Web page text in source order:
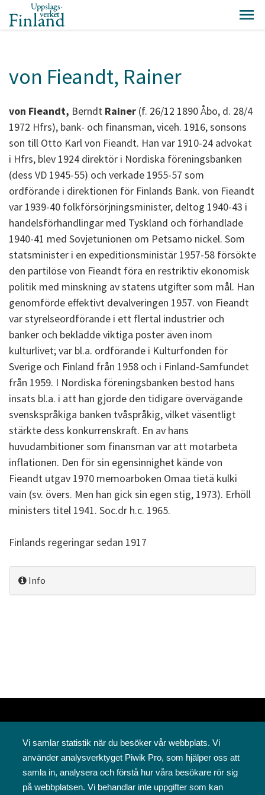
von Fieandt, Rainer
von Fieandt, Berndt Rainer (f. 26/12 1890 Åbo, d. 28/4
1972 Hfrs), bank- och finansman, viceh. 1916, sonsons
son till Otto Karl von Fieandt. Han var 1910-24 advokat
i Hfrs, blev 1924 direktör i Nordiska föreningsbanken
(dess VD 1945-55) och verkade 1955-57 som
ordförande i direktionen för Finlands Bank. von Fieandt
var 1939-40 folkförsörjningsminister, deltog 1940-43 i
handelsförhandlingar med Tyskland och förhandlade
1940-41 med Sovjetunionen om Petsamo nickel. Som
statsminister i en expeditionsministär 1957-58 försökte
den partilöse von Fieandt föra en restriktiv ekonomisk
politik med minskning av statens utgifter som mål. Han
genomförde effektivt devalveringen 1957. von Fieandt
var styrelseordförande i ett flertal industrier och
banker och beklädde viktiga poster även inom
kulturlivet; var bl.a. ordförande i Kulturfonden för
Sverige och Finland från 1958 och i Finland-Samfundet
från 1959. I Nordiska föreningsbanken bestod hans
insats bl.a. i att han gjorde den tidigare övervägande
svenskspråkiga banken tvåspråkig, vilket väsentligt
stärkte dess konkurrenskraft. En av hans
huvudambitioner som finansman var att motarbeta
inflationen. Den för sin egensinnighet kände von
Fieandt utgav 1970 memoarboken Omaa tietä kulki
vain (sv. övers. Men han gick sin egen stig, 1973). Erhöll
ministers titel 1941. Soc.dr h.c. 1965.
Finlands regeringar sedan 1917
Info
Vi samlar statistik när du besöker vår webbplats. Vi
använder analysverktyget Piwik Pro, som hjälper oss att
samla in, analysera och förstå hur våra besökare rör sig
på webbplatsen. Vi behandlar inte uppgifter som kan